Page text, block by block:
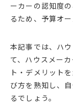
ーカーの認知度
るため、予算オ
本記事では、ハ
て、ハウスメー
ト・デメリット
び方を熟知し、
るでしょう。